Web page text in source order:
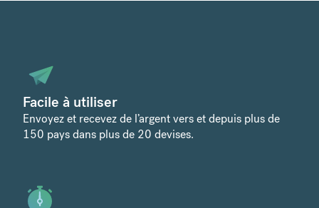
Facile à utiliser
Envoyez et recevez de l’argent vers et depuis plus de
150 pays dans plus de 20 devises.